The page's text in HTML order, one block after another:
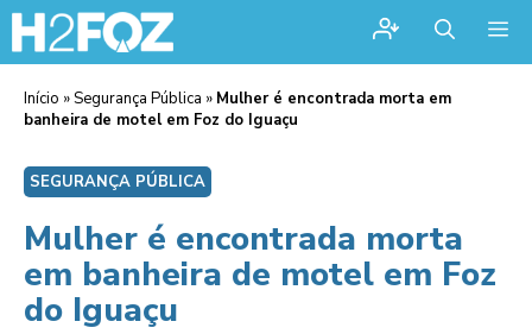
Início »Segurança Pública » Mulher é encontrada morta em
banheira de motel em Foz do Iguaçu
SEGURANÇA PÚBLICA
Mulher é encontrada morta
em banheira de motel em Foz
do Iguaçu